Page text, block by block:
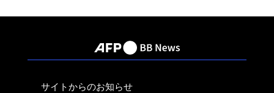
サイトからのお知らせ